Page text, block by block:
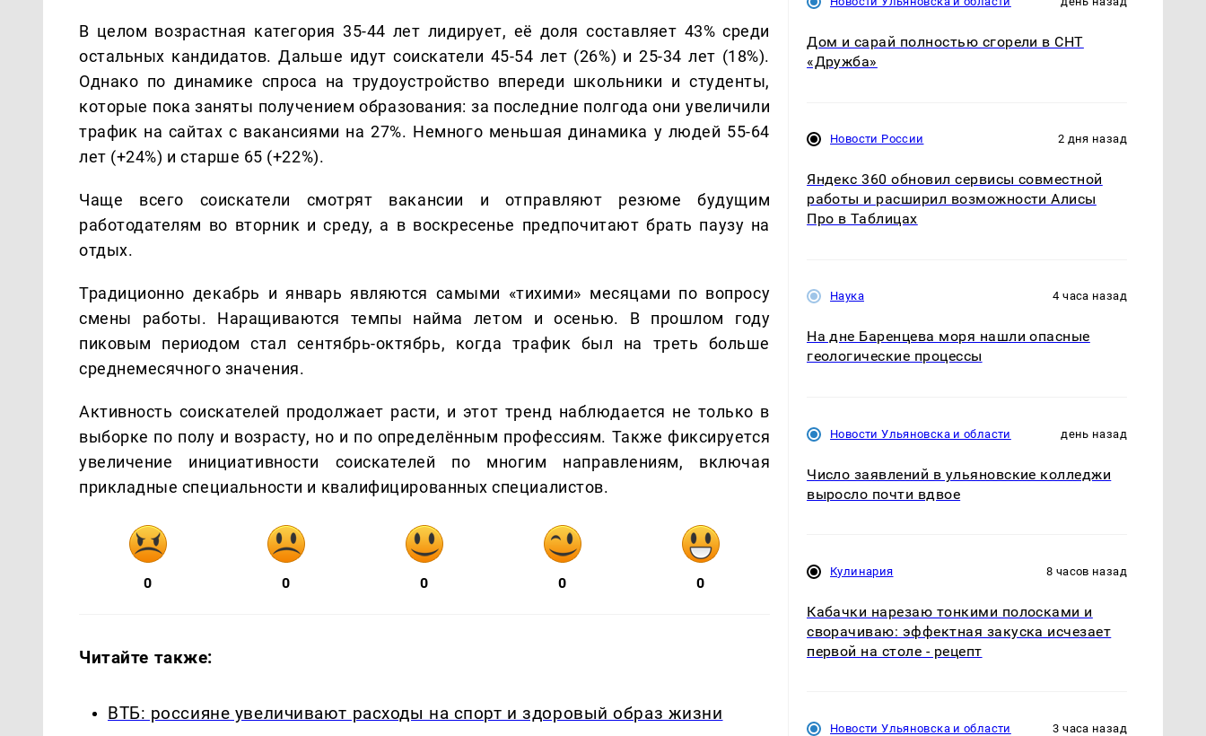
В целом возрастная категория 35-44 лет лидирует, её доля составляет 43% среди
остальных кандидатов. Дальше идут соискатели 45-54 лет (26%) и 25-34 лет (18%).
Однако по динамике спроса на трудоустройство впереди школьники и студенты,
которые пока заняты получением образования: за последние полгода они увеличили
трафик на сайтах с вакансиями на 27%. Немного меньшая динамика у людей 55-64
лет (+24%) и старше 65 (+22%).
Чаще всего соискатели смотрят вакансии и отправляют резюме будущим
работодателям во вторник и среду, а в воскресенье предпочитают брать паузу на
отдых.
Традиционно декабрь и январь являются самыми «тихими» месяцами по вопросу
смены работы. Наращиваются темпы найма летом и осенью. В прошлом году
пиковым периодом стал сентябрь-октябрь, когда трафик был на треть больше
среднемесячного значения.
Активность соискателей продолжает расти, и этот тренд наблюдается не только в
выборке по полу и возрасту, но и по определённым профессиям. Также фиксируется
увеличение инициативности соискателей по многим направлениям, включая
прикладные специальности и квалифицированных специалистов.
0 0 0 0 0
Читайте также:
ВТБ: россияне увеличивают расходы на спорт и здоровый образ жизни
Дом и сарай полностью сгорели в СНТ
«Дружба»
Новости России 2 дня назад
Яндекс 360 обновил сервисы совместной
работы и расширил возможности Алисы
Про в Таблицах
Наука 4 часа назад
На дне Баренцева моря нашли опасные
геологические процессы
Новости Ульяновска и области день назад
Число заявлений в ульяновские колледжи
выросло почти вдвое
Кулинария 8 часов назад
Кабачки нарезаю тонкими полосками и
сворачиваю: эффектная закуска исчезает
первой на столе - рецепт
Новости Ульяновска и области 3 часа назад